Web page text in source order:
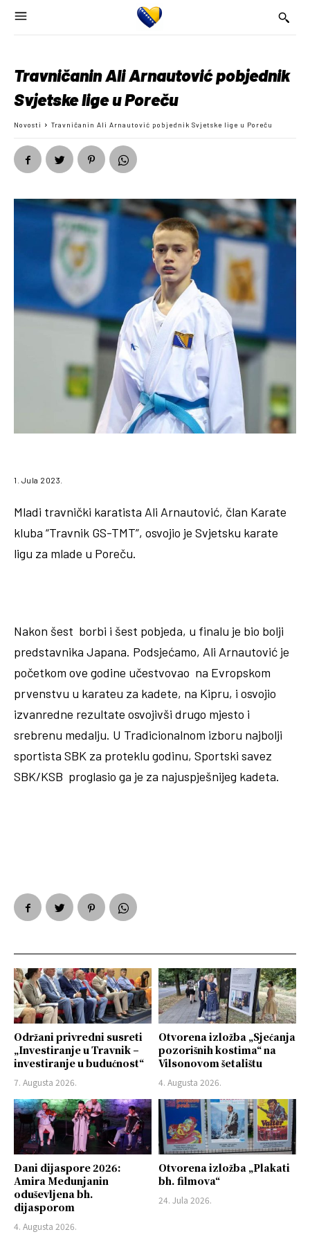
Travničanin Ali Arnautović pobjednik
Svjetske lige u Poreču
Novosti Travničanin Ali Arnautović pobjednik Svjetske lige u Poreču
1. Jula 2023.
Mladi travnički karatista Ali Arnautović, član Karate
kluba “Travnik GS-TMT”, osvojio je Svjetsku karate
ligu za mlade u Poreču.
Nakon šest borbi i šest pobjeda, u finalu je bio bolji
predstavnika Japana. Podsjećamo, Ali Arnautović je
početkom ove godine učestvovao na Evropskom
prvenstvu u karateu za kadete, na Kipru, i osvojio
izvanredne rezultate osvojivši drugo mjesto i
srebrenu medalju. U Tradicionalnom izboru najbolji
sportista SBK za proteklu godinu, Sportski savez
SBK/KSB proglasio ga je za najuspješnijeg kadeta.
Održani privredni susreti
„Investiranje u Travnik –
investiranje u budućnost“
7. Augusta 2026.
Otvorena izložba „Sjećanja
pozorišnih kostima“ na
Vilsonovom šetalištu
4. Augusta 2026.
Dani dijaspore 2026:
Amira Medunjanin
oduševljena bh.
dijasporom
4. Augusta 2026.
Otvorena izložba „Plakati
bh. filmova“
24. Jula 2026.